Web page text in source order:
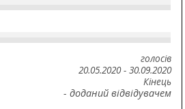
голосів
20.05.2020- 30.09.2020
Кінець
- доданий відвідувачем